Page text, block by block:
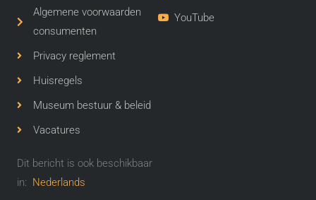
Algemene voorwaarden
consumenten
Privacy reglement
Huisregels
Museum bestuur & beleid
Vacatures
Dit bericht is ook beschikbaar
in: Nederlands
YouTube